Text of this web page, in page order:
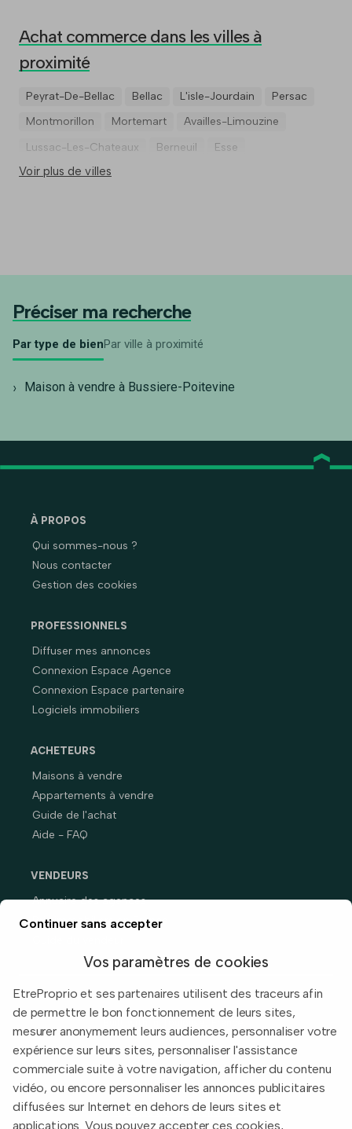
Achat commerce dans les villes à
proximité
Peyrat-De-Bellac Bellac L'isle-Jourdain
Persac
Montmorillon
Mortemart
Availles-Limouzine
Lussac-Les-Chateaux
Berneuil Esse
Voir plus de villes
Préciser ma recherche
Par type de bienPar ville à proximité
Maison à vendre à Bussiere-Poitevine
À PROPOS
Qui sommes-nous ?
Nous contacter
Gestion des cookies
PROFESSIONNELS
Diffuser mes annonces
Connexion Espace Agence
Connexion Espace partenaire
Logiciels immobiliers
ACHETEURS
Maisons à vendre
Appartements à vendre
Guide de l'achat
Aide - FAQ
VENDEURS
Annuaire des agences
Prix immobiliers en France
Informations légales
Conditions d'utilisation
Politique de confidentialité
Continuer sans accepter
Vos paramètres de cookies
EtreProprio et ses partenaires utilisent des traceurs afin
de permettre le bon fonctionnement de leurs sites,
mesurer anonymement leurs audiences, personnaliser votre
expérience sur leurs sites, personnaliser l'assistance
commerciale suite à votre navigation, afficher du contenu
vidéo, ou encore personnaliser les annonces publicitaires
diffusées sur Internet en dehors de leurs sites et
applications. Vous pouvez accepter ces cookies,